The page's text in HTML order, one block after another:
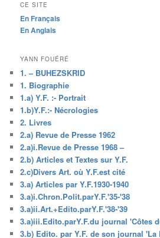
CE SITE
En Français
En Anglais
YANN FOUÉRÉ
1. – BUHEZSKRID
1. Biographie
1.a) Y.F. :- Portrait
1.b)Y.F.:- Nécrologies
2. Livres
2.a) Revue de Presse 1962
2.a)i.Revue de Presse 1968 –
2.b) Articles et Textes sur Y.F.
2.c)Divers Art. où Y.F.est cité
3.a) Articles par Y.F.1930-1940
3.a)i.Chron.Polit.parY.F.'35-'38
3.a)ii.Art.+Edito.parY.F.'38-'39
3.a)iii.Edito.parY.F.du journal 'Côtes
3.b) Edito. par Y.F. de son journal 'La